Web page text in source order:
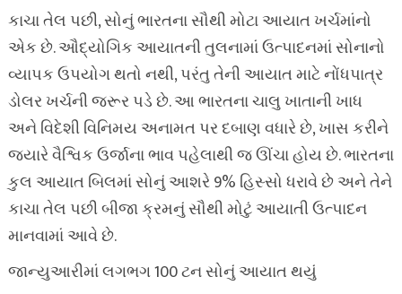
કાચા તેલ પછી, સોનું ભારતના સૌથી મોટા આયાત ખર્ચમાંનો
એક છે. ઔદ્યોગિક આયાતની તુલનામાં ઉત્પાદનમાં સોનાનો
વ્યાપક ઉપયોગ થતો નથી, પરંતુ તેની આયાત માટે નોંધપાત્ર
ડોલર ખર્ચની જરૂર પડે છે. આ ભારતના ચાલુ ખાતાની ખાધ
અને વિદેશી વિનિમય અનામત પર દબાણ વધારે છે, ખાસ કરીને
જ્યારે વૈશ્વિક ઉર્જાના ભાવ પહેલાથી જ ઊંચા હોય છે. ભારતના
કુલ આયાત બિલમાં સોનું આશરે 9% હિસ્સો ધરાવે છે અને તેને
કાચા તેલ પછી બીજા ક્રમનું સૌથી મોટું આયાતી ઉત્પાદન
માનવામાં આવે છે.
જાન્યુઆરીમાં લગભગ 100 ટન સોનું આયાત થયું